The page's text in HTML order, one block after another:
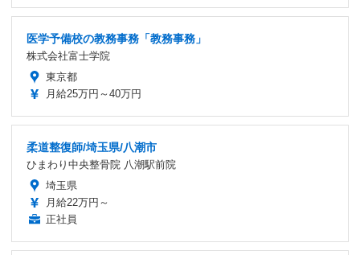
医学予備校の教務事務「教務事務」
株式会社富士学院
東京都
月給25万円～40万円
柔道整復師/埼玉県/八潮市
ひまわり中央整骨院 八潮駅前院
埼玉県
月給22万円～
正社員